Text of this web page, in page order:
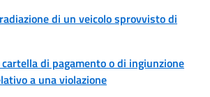
di un veicolo sprovvisto di
di pagamento o di ingiunzione
a una violazione